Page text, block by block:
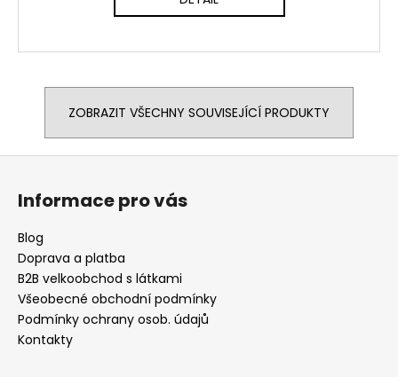
ZOBRAZIT VŠECHNY SOUVISEJÍCÍ PRODUKTY
Z
Informace pro vás
Blog
Doprava a platba
B2B velkoobchod s látkami
Všeobecné obchodní podmínky
Podmínky ochrany osob. údajů
Kontakty